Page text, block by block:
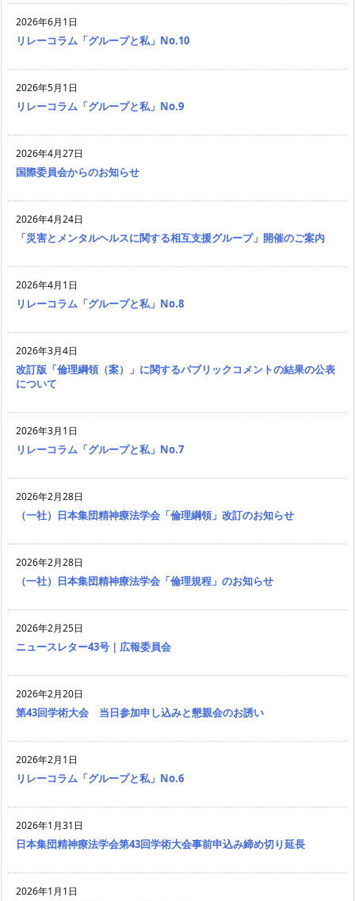
2026年6月1日
リレーコラム「グループと私」No.10
2026年5月1日
リレーコラム「グループと私」No.9
2026年4月27日
国際委員会からのお知らせ
2026年4月24日
「災害とメンタルヘルスに関する相互支援グループ」開催のご案内
2026年4月1日
リレーコラム「グループと私」No.8
2026年3月4日
改訂版「倫理綱領（案）」に関するパブリックコメントの結果の公表
について
2026年3月1日
リレーコラム「グループと私」No.7
2026年2月28日
（一社）日本集団精神療法学会「倫理綱領」改訂のお知らせ
2026年2月28日
（一社）日本集団精神療法学会「倫理規程」のお知らせ
2026年2月25日
ニュースレター43号｜広報委員会
2026年2月20日
第43回学術大会 当日参加申し込みと懇親会のお誘い
2026年2月1日
リレーコラム「グループと私」No.6
2026年1月31日
日本集団精神療法学会第43回学術大会事前申込み締め切り延長
2026年1月1日